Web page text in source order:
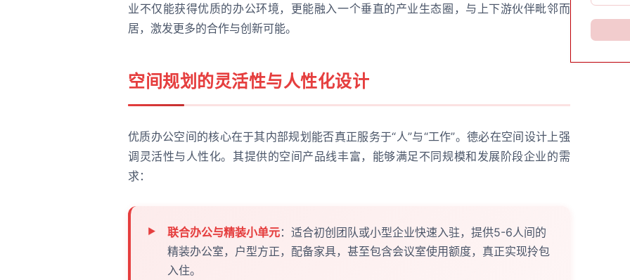
业不仅能获得优质的办公环境，更能融入一个垂直的产业生态圈，与上下游伙伴毗邻而
居，激发更多的合作与创新可能。
空间规划的灵活性与人性化设计
优质办公空间的核心在于其内部规划能否真正服务于“人”与“工作”。德必在空间设计上强
调灵活性与人性化。其提供的空间产品线丰富，能够满足不同规模和发展阶段企业的需
求：
联合办公与精装小单元：适合初创团队或小型企业快速入驻，提供5-6人间的
精装办公室，户型方正，配备家具，甚至包含会议室使用额度，真正实现拎包
入住。